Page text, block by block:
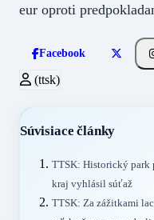
eur oproti
Facebook
(ttsk)
Súvisiace články
TTSK: Historický park
kraj vyhlásil súťaž
TTSK: Za zážitkami